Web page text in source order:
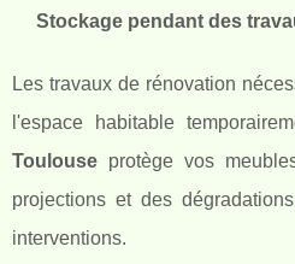
Stockage pendant des
Les travaux de rénovation
l'espace habitable
Toulouse protège vos
projections et des
interventions.